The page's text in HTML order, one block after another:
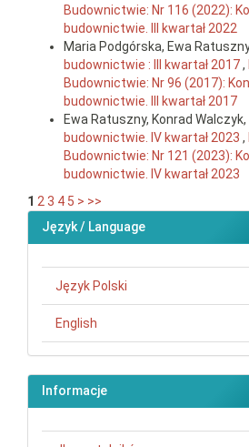
Budownictwie: Nr 116 (2022):
budownictwie. III kwartał 2022
Maria Podgórska, Ewa
budownictwie : III kwartał 2017,
Budownictwie: Nr 96 (2017):
budownictwie. III kwartał 2017
Ewa Ratuszny, Konrad Walczyk,
budownictwie. IV kwartał 2023 ,
Budownictwie: Nr 121 (2023):
budownictwie. IV kwartał 2023
1 2 3 4 5 > >>
Język / Language
Język Polski
English
Informacje